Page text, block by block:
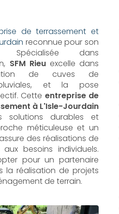
de terrassement et
reconnue pour son
Spécialisée dans
SFM Rieuexcelle dans
de cuves de
et la pose
Cette entreprise de
à L'Isle-Jourdain
solutions durables et
méticuleuse et un
des réalisations de
besoins individuels.
pour un partenaire
réalisation de projets
de terrain.